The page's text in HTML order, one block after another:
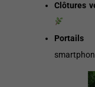
Clôtures
Portails